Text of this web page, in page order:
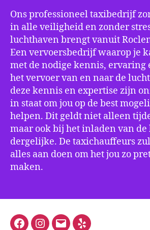
Ons professioneel taxibedrijf
in alle veiligheid en zonder
luchthaven brengt vanuit
Een vervoersbedrijf waarop je
met de nodige kennis, ervaring
het vervoer van en naar de
deze kennis en expertise zijn
in staat om jou op de best
helpen. Dit geldt niet alleen
maar ook bij het inladen van de
dergelijke. De taxichauffeurs
alles aan doen om het jou zo
maken.